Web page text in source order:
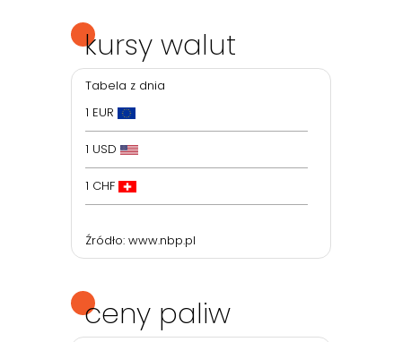
ceny paliw
kursy walut
Tabela z dnia
1 EUR
1 USD
1 CHF
Źródło: www.nbp.pl